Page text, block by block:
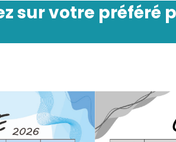
sur votre préféré